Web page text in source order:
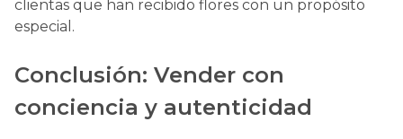
clientas que han recibido flores con un propósito
especial.
Conclusión: Vender con
conciencia y autenticidad